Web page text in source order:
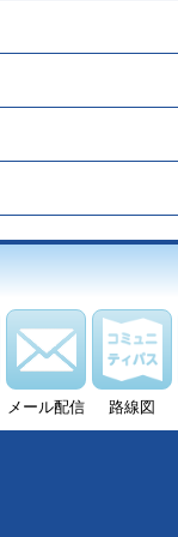
メール配信 路線図